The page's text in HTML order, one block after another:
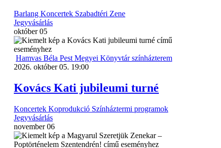
Barlang Koncertek Szabadtéri Zene
Jegyvásárlás
október 05
Hamvas Béla Pest Megyei Könyvtár színházterem
2026. október 05. 19:00
Kovács Kati jubileumi turné
Koncertek Koprodukció Színháztermi programok
Jegyvásárlás
november 06